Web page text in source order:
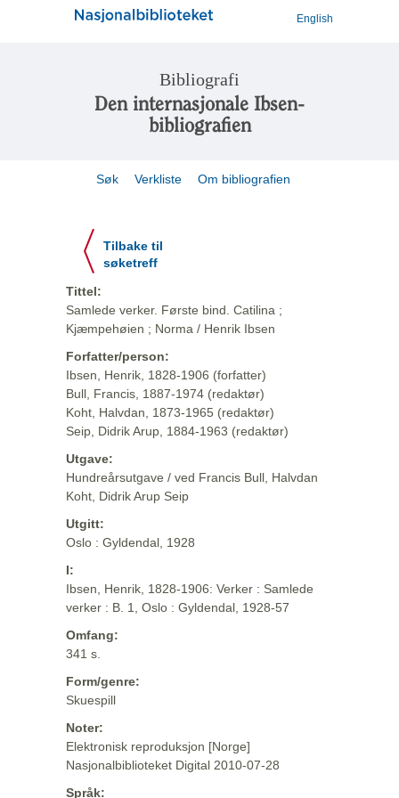
English
Bibliografi
Den internasjonale Ibsen-
bibliografien
Søk Verkliste Om bibliografien
Tilbake til
søketreff
Tittel:
Samlede verker. Første bind. Catilina ;
Kjæmpehøien ; Norma / Henrik Ibsen
Forfatter/person:
Ibsen, Henrik, 1828-1906 (forfatter)
Bull, Francis, 1887-1974 (redaktør)
Koht, Halvdan, 1873-1965 (redaktør)
Seip, Didrik Arup, 1884-1963 (redaktør)
Utgave:
Hundreårsutgave / ved Francis Bull, Halvdan
Koht, Didrik Arup Seip
Utgitt:
Oslo : Gyldendal, 1928
I:
Ibsen, Henrik, 1828-1906: Verker : Samlede
verker : B. 1, Oslo : Gyldendal, 1928-57
Omfang:
341 s.
Form/genre:
Skuespill
Noter:
Elektronisk reproduksjon [Norge]
Nasjonalbiblioteket Digital 2010-07-28
Språk: